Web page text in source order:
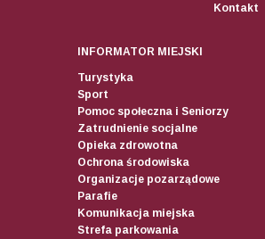
Kontakt
INFORMATOR MIEJSKI
Turystyka
Sport
Pomoc społeczna i Seniorzy
Zatrudnienie socjalne
Opieka zdrowotna
Ochrona środowiska
Organizacje pozarządowe
Parafie
Komunikacja miejska
Strefa parkowania